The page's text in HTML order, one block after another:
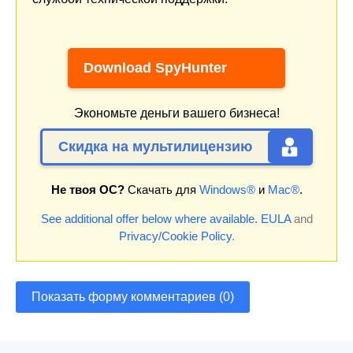
Download SpyHunter
Экономьте деньги вашего бизнеса!
Скидка на мультилицензию
Не твоя ОС?Скачать для Windows®и Mac®.
See additional offer below where available. EULAand
Privacy/Cookie Policy.
Показать форму комментариев (0)